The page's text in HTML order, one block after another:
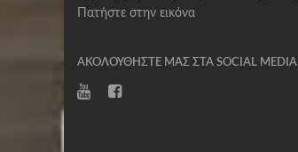
Πατήστε στην εικόνα
ΑΚΟΛΟΥΘΉΣΤΕ ΜΑΣ ΣΤΑ SOCIAL MEDIA